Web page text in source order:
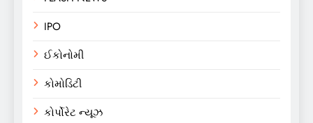
IPO
ઈકોનોમી
કોમોડિટી
કોર્પોરેટ ન્યૂઝ